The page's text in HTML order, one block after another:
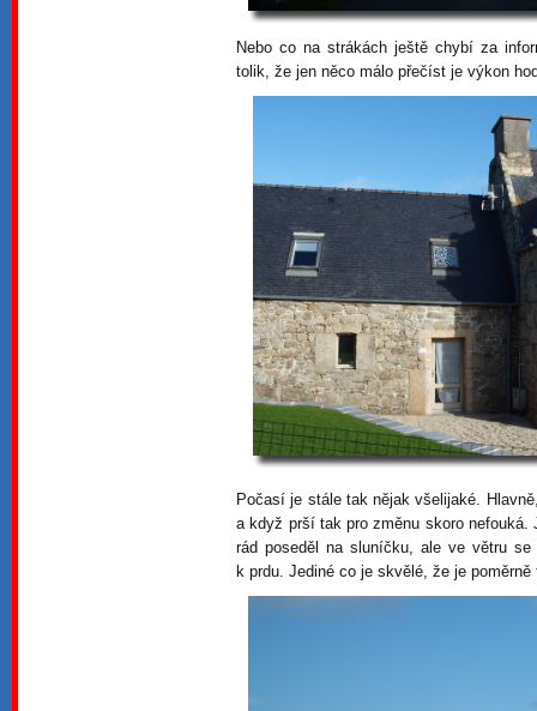
Nebo co na strákách ještě chybí za
tolik, že jen něco málo přečíst je výkon
Počasí je stále tak nějak všelijaké.
a když prší tak pro změnu skoro
rád poseděl na sluníčku, ale ve větru
k prdu. Jediné co je skvělé, že je poměrně